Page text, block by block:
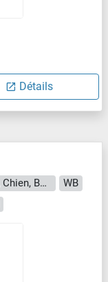
Détails
Reactivité: Humain, Souris, Rat, Chien, Boeuf (Vache), Poisson zèbre (Danio rerio), Cheval, Singe, Roussette (Chauve-souris)
WB